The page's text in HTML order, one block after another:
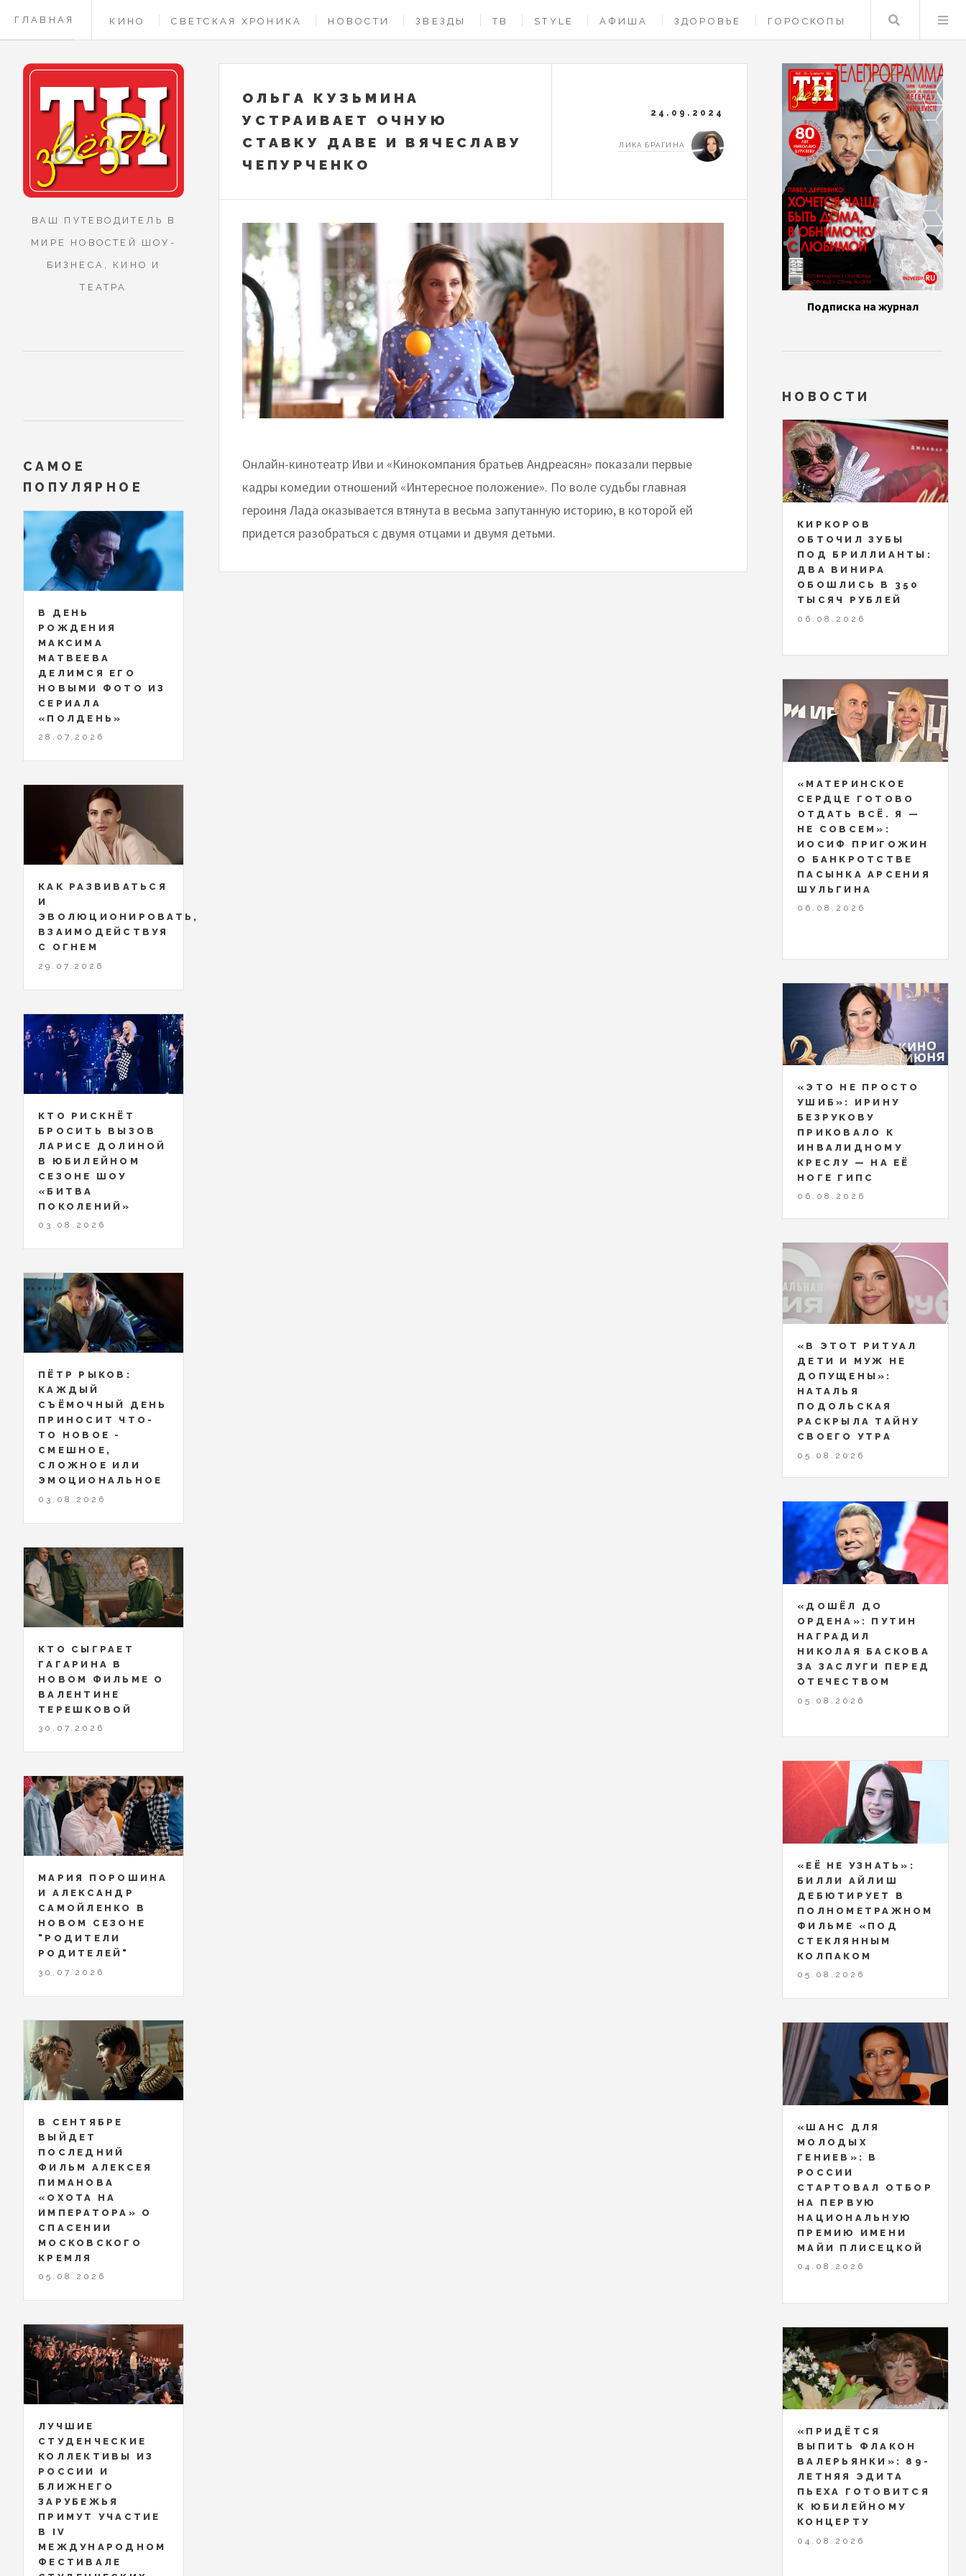
ГЛАВНАЯ КИНО СВЕТСКАЯ ХРОНИКА НОВОСТИ ЗВЕЗДЫ ТВ STYLE АФИША ЗДОРОВЬЕ ГОРОСКОПЫ
КОНТАКТЫ
Поиск
ОЛЬГА КУЗЬМИНА
УСТРАИВАЕТ ОЧНУЮ
СТАВКУ ДАВЕ И ВЯЧЕСЛАВУ
ЧЕПУРЧЕНКО
24.09.2024
ЛИКА БРАГИНА
Онлайн-кинотеатр Иви и «Кинокомпания братьев Андреасян» показали первые
кадры комедии отношений «Интересное положение». По воле судьбы главная
героиня Лада оказывается втянута в весьма запутанную историю, в которой ей
придется разобраться с двумя отцами и двумя детьми.
ВАШ ПУТЕВОДИТЕЛЬ В
МИРЕ НОВОСТЕЙ ШОУ-
БИЗНЕСА, КИНО И
ТЕАТРА
САМОЕ
ПОПУЛЯРНОЕ
В ДЕНЬ
РОЖДЕНИЯ
МАКСИМА
МАТВЕЕВА
ДЕЛИМСЯ ЕГО
НОВЫМИ ФОТО ИЗ
СЕРИАЛА
«ПОЛДЕНЬ»
28.07.2026
КАК РАЗВИВАТЬСЯ
И
ЭВОЛЮЦИОНИРОВАТЬ,
ВЗАИМОДЕЙСТВУЯ
С ОГНЕМ
29.07.2026
КТО РИСКНЁТ
БРОСИТЬ ВЫЗОВ
ЛАРИСЕ ДОЛИНОЙ
В ЮБИЛЕЙНОМ
СЕЗОНЕ ШОУ
«БИТВА
ПОКОЛЕНИЙ»
03.08.2026
ПЁТР РЫКОВ:
КАЖДЫЙ
СЪЁМОЧНЫЙ ДЕНЬ
ПРИНОСИТ ЧТО-
ТО НОВОЕ -
СМЕШНОЕ,
СЛОЖНОЕ ИЛИ
ЭМОЦИОНАЛЬНОЕ
03.08.2026
КТО СЫГРАЕТ
ГАГАРИНА В
НОВОМ ФИЛЬМЕ О
ВАЛЕНТИНЕ
ТЕРЕШКОВОЙ
30.07.2026
МАРИЯ ПОРОШИНА
И АЛЕКСАНДР
САМОЙЛЕНКО В
НОВОМ СЕЗОНЕ
"РОДИТЕЛИ
РОДИТЕЛЕЙ"
30.07.2026
В СЕНТЯБРЕ
ВЫЙДЕТ
ПОСЛЕДНИЙ
ФИЛЬМ АЛЕКСЕЯ
ПИМАНОВА
«ОХОТА НА
ИМПЕРАТОРА» О
СПАСЕНИИ
МОСКОВСКОГО
КРЕМЛЯ
05.08.2026
ЛУЧШИЕ
СТУДЕНЧЕСКИЕ
КОЛЛЕКТИВЫ ИЗ
РОССИИ И
БЛИЖНЕГО
ЗАРУБЕЖЬЯ
ПРИМУТ УЧАСТИЕ
В IV
МЕЖДУНАРОДНОМ
ФЕСТИВАЛЕ
Подписка на журнал
НОВОСТИ
КИРКОРОВ
ОБТОЧИЛ ЗУБЫ
ПОД БРИЛЛИАНТЫ:
ДВА ВИНИРА
ОБОШЛИСЬ В 350
ТЫСЯЧ РУБЛЕЙ
06.08.2026
«МАТЕРИНСКОЕ
СЕРДЦЕ ГОТОВО
ОТДАТЬ ВСЁ. Я —
НЕ СОВСЕМ»:
ИОСИФ ПРИГОЖИН
О БАНКРОТСТВЕ
ПАСЫНКА АРСЕНИЯ
ШУЛЬГИНА
06.08.2026
«ЭТО НЕ ПРОСТО
УШИБ»: ИРИНУ
БЕЗРУКОВУ
ПРИКОВАЛО К
ИНВАЛИДНОМУ
КРЕСЛУ — НА ЕЁ
НОГЕ ГИПС
06.08.2026
«В ЭТОТ РИТУАЛ
ДЕТИ И МУЖ НЕ
ДОПУЩЕНЫ»:
НАТАЛЬЯ
ПОДОЛЬСКАЯ
РАСКРЫЛА ТАЙНУ
СВОЕГО УТРА
05.08.2026
«ДОШЁЛ ДО
ОРДЕНА»: ПУТИН
НАГРАДИЛ
НИКОЛАЯ БАСКОВА
ЗА ЗАСЛУГИ ПЕРЕД
ОТЕЧЕСТВОМ
05.08.2026
«ЕЁ НЕ УЗНАТЬ»:
БИЛЛИ АЙЛИШ
ДЕБЮТИРУЕТ В
ПОЛНОМЕТРАЖНОМ
ФИЛЬМЕ «ПОД
СТЕКЛЯННЫМ
КОЛПАКОМ
05.08.2026
«ШАНС ДЛЯ
МОЛОДЫХ
ГЕНИЕВ»: В
РОССИИ
СТАРТОВАЛ ОТБОР
НА ПЕРВУЮ
НАЦИОНАЛЬНУЮ
ПРЕМИЮ ИМЕНИ
МАЙИ ПЛИСЕЦКОЙ
04.08.2026
«ПРИДЁТСЯ
ВЫПИТЬ ФЛАКОН
ВАЛЕРЬЯНКИ»: 89-
ЛЕТНЯЯ ЭДИТА
ПЬЕХА ГОТОВИТСЯ
К ЮБИЛЕЙНОМУ
КОНЦЕРТУ
04.08.2026